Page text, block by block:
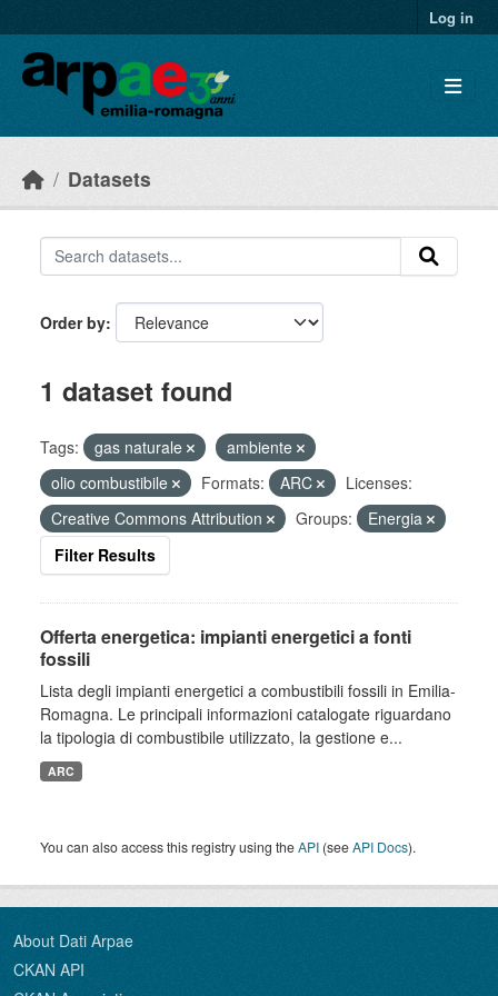
Log in
Datasets
Order by
1 dataset found
Tags: gas naturale
ambiente
olio combustibile
Formats: ARC
Licenses:
Creative Commons Attribution
Groups:
Energia
Filter Results
Offerta energetica: impianti energetici a fonti
fossili
Lista degli impianti energetici a combustibili fossili in Emilia-
Romagna. Le principali informazioni catalogate riguardano
la tipologia di combustibile utilizzato, la gestione e...
ARC
You can also access this registry using theAPI (seeAPI Docs).
About Dati Arpae
CKAN API